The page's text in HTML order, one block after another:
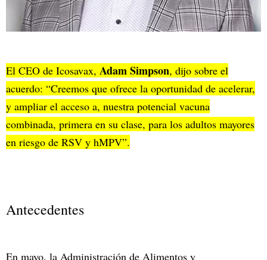
El CEO de Icosavax, Adam Simpson, dijo sobre el
acuerdo: “Creemos que ofrece la oportunidad de acelerar,
y ampliar el acceso a, nuestra potencial vacuna
combinada, primera en su clase, para los adultos mayores
en riesgo de RSV y hMPV”.
Antecedentes
En mayo, la Administración de Alimentos y